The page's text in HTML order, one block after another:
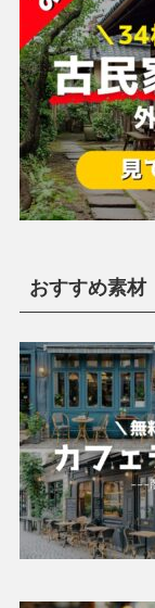
おすすめ素材